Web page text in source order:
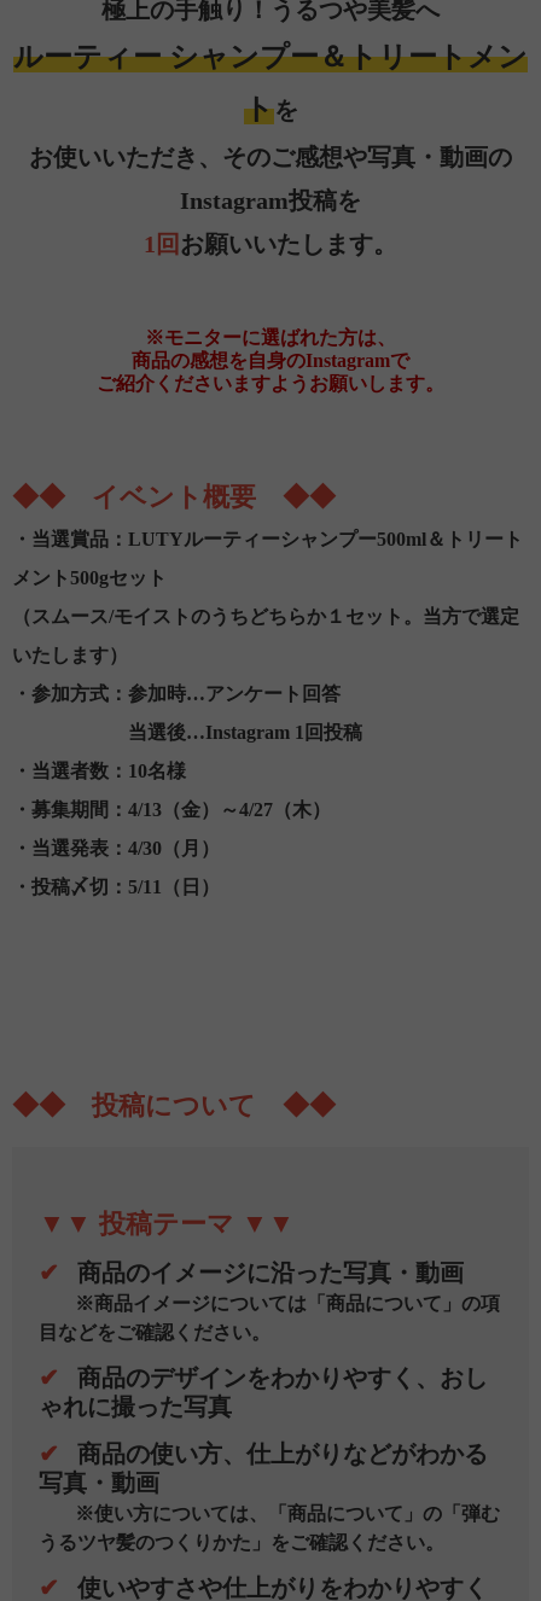
極上の手触り！うるつや美髪へ
ルーティー シャンプー＆トリートメン
トを
お使いいただき、そのご感想や写真・動画の
Instagram投稿を
1回 お願いいたします。
※モニターに選ばれた方は、
商品の感想を自身のInstagramで
ご紹介くださいますようお願いします。
◆◆ イベント概要 ◆◆
・当選賞品：LUTYルーティーシャンプー500ml＆トリート
メント500gセット
（スムース/モイストのうちどちらか１セット。当方で選定
いたします）
・参加方式：参加時…アンケート回答
当選後…Instagram 1回投稿
・当選者数：10名様
・募集期間：4/13（金）～4/27（木）
・当選発表：4/30（月）
・投稿〆切：5/11（日）
◆◆ 投稿について ◆◆
▼▼ 投稿テーマ ▼▼
✔ 商品のイメージに沿った写真・動画
※商品イメージについては「商品について」の項
目などをご確認ください。
✔
商品のデザインをわかりやすく、おし
ゃれに撮った写真
✔
商品の使い方、仕上がりなどがわかる
写真・動画
※使い方については、「商品について」の「弾む
うるツヤ髪のつくりかた」をご確認ください。
✔ 使いやすさや仕上がりをわかりやすく